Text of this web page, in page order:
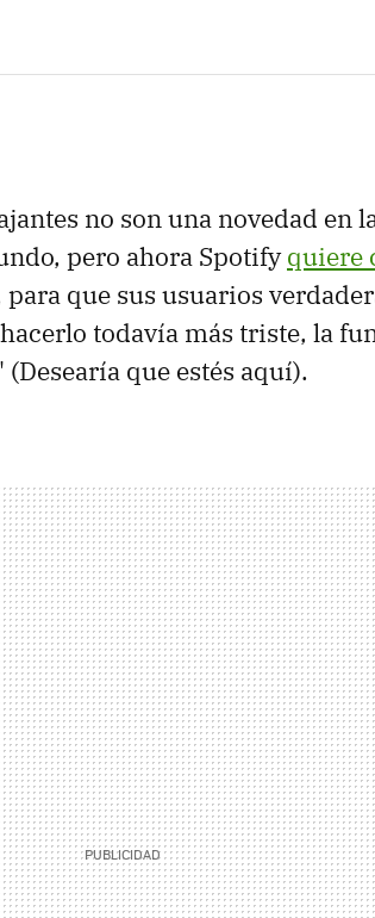
no son una novedad en
pero ahora Spotifyquiere
que sus usuarios
todavía más triste, la
que estés aquí).